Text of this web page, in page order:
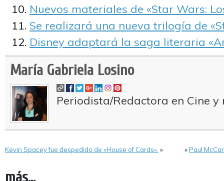
Nuevos materiales de «Star Wars:
Se realizará una nueva trilogía de
Disney adaptará la saga literaria
María Gabriela Losino
Periodista/Redactora en Cine y
Kevin Spacey fue despedido de «House of Cards». » «Paul
más...